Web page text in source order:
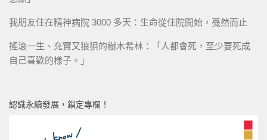
我朋友住在精神病院 3000 多天：生命從住院開始，戞然而止
搖滾一生、充實又狼狽的樹木希林：「人都會死，至少要死成
自己喜歡的樣子。」
認識永續發展，鎖定專欄！